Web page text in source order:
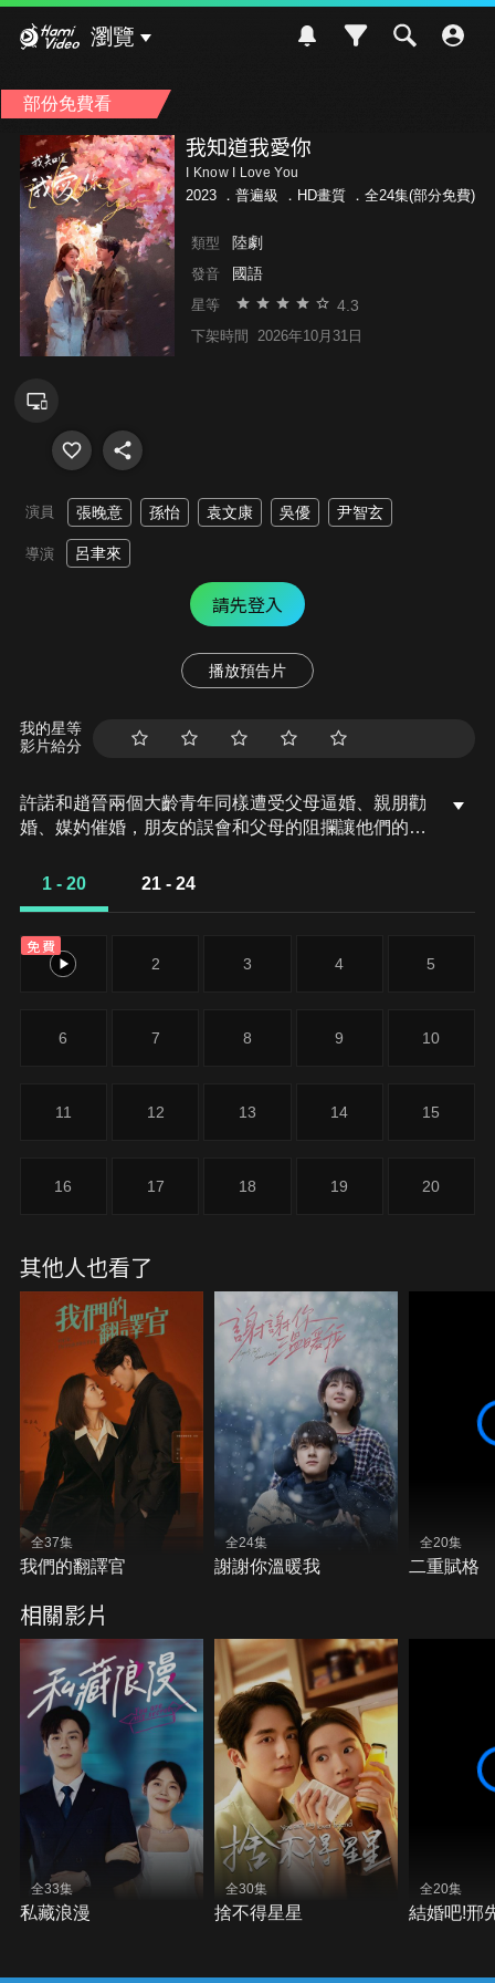
瀏覽
部份免費看
我知道我愛你
I Know I Love You
2023 ． 普遍級 ．HD畫質 ．全24集(部分免費)
類型 陸劇
發音 國語
星等 4.3
下架時間 2026年10月31日
演員 張晚意 孫怡 袁文康 吳優 尹智玄
導演 呂聿來
請先登入
播放預告片
我的星等
影片給分
許諾和趙晉兩個大齡青年同樣遭受父母逼婚、親朋勸
婚、媒妁催婚，朋友的誤會和父母的阻攔讓他們的愛
感受到了久未有過的温暖和堅定，重拾對愛情的信心
年的情傷，讓趙晉感受到久違的幸福，兩人通過彼此
的真愛克服重重困難與阻礙，相知相戀相依，共同成
1 - 20 21 - 24
免費
1 2 3 4 5
6 7 8 9 10
11 12 13 14 15
16 17 18 19 20
其他人也看了
全37集
我們的翻譯官
全24集
謝謝你溫暖我
全20集
二重賦格
相關影片
全33集
私藏浪漫
全30集
捨不得星星
全20集
結婚吧!邢